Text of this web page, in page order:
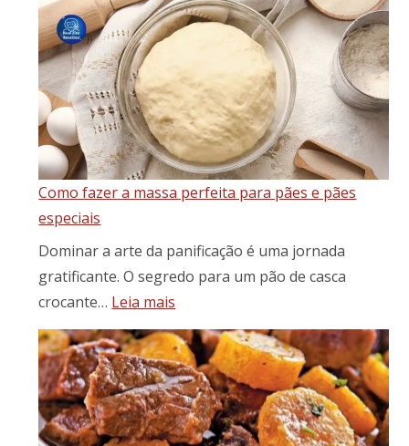
Como fazer a massa perfeita para pães e pães
especiais
Dominar a arte da panificação é uma jornada
gratificante. O segredo para um pão de casca
crocante… Leia mais
fazer
a
massa
perfeita
para